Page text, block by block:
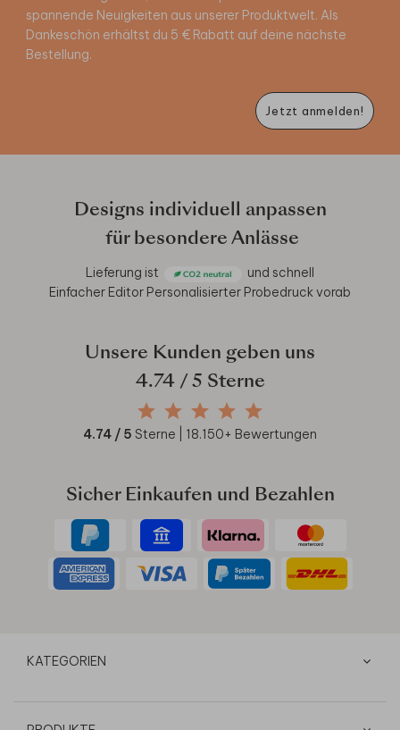
spannende Neuigkeiten aus unserer Produktwelt. Als
Dankeschön erhältst du 5 € Rabatt auf deine nächste
Bestellung.
Jetzt anmelden!
Designs individuell anpassen
für besondere Anlässe
Lieferung ist
und schnell
Einfacher Editor Personalisierter Probedruck vorab
Unsere Kunden geben uns
4.74 / 5 Sterne
4.74 / 5 Sterne | 18.150 + Bewertungen
Sicher Einkaufen und Bezahlen
KATEGORIEN
PRODUKTE